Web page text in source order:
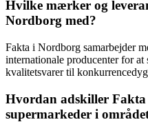
Hvilke mærker og
Nordborg med?
Fakta i Nordborg samarbejder
internationale producenter for
kvalitetsvarer til
Hvordan adskiller
supermarkeder i